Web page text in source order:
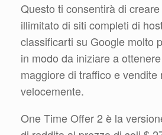
Questo ti consentirà di
illimitato di siti completi di
classificarti su Google molto
in modo da iniziare a
maggiore di traffico e vendite
velocemente.
One Time Offer 2 è la